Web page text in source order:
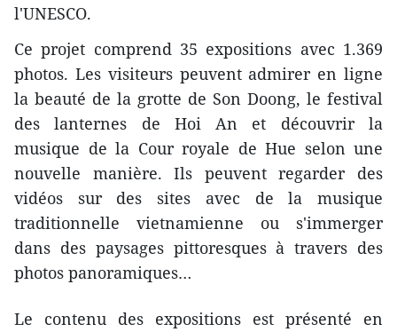
l'UNESCO.
Ce projet comprend 35 expositions avec 1.369
photos. Les visiteurs peuvent admirer en ligne
la beauté de la grotte de Son Doong, le festival
des lanternes de Hoi An et découvrir la
musique de la Cour royale de Hue selon une
nouvelle manière. Ils peuvent regarder des
vidéos sur des sites avec de la musique
traditionnelle vietnamienne ou s'immerger
dans des paysages pittoresques à travers des
photos panoramiques…
Le contenu des expositions est présenté en